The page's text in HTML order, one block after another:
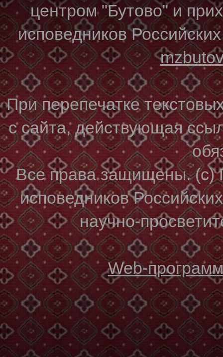
центром "Бутово" и
исповедников
При перепечатке
с сайта, действующая
Все права защищены. (с)
исповедников
научно-
Web-